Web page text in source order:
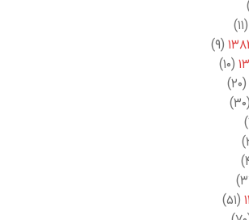
(۱۱)
(۹)
(۱۰)
(۲۰)
(۳۰)
(۵۱)